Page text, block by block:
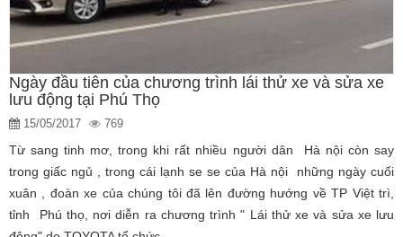
Ngày đầu tiên của chương trình lái thử xe và sửa xe
lưu động tại Phú Thọ
15/05/2017 769
Từ sang tinh mơ, trong khi rất nhiều người dân Hà nội còn say
trong giấc ngủ , trong cái lạnh se se của Hà nội những ngày cuối
xuân , đoàn xe của chúng tôi đã lên đường hướng về TP Việt trì,
tỉnh Phú thọ, nơi diễn ra chương trình " Lái thử xe và sửa xe lưu